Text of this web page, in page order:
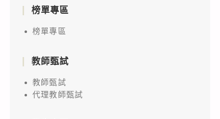
榜單專區
榜單專區
教師甄試
教師甄試
代理教師甄試